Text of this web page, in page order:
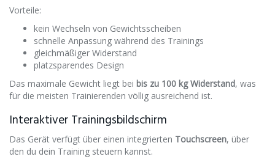
Vorteile:
kein Wechseln von Gewichtsscheiben
schnelle Anpassung während des Trainings
gleichmäßiger Widerstand
platzsparendes Design
Das maximale Gewicht liegt bei bis zu 100 kg Widerstand, was
für die meisten Trainierenden völlig ausreichend ist.
Interaktiver Trainingsbildschirm
Das Gerät verfügt über einen integrierten Touchscreen, über
den du dein Training steuern kannst.